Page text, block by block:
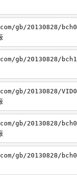
gb/20130828/
gb/20130828/
gb/20130828/
gb/20130828/
gb/20130828/